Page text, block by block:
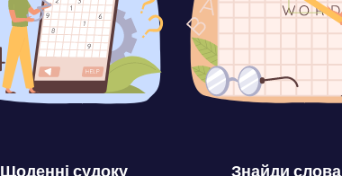
Щоденні судоку Знайди слова